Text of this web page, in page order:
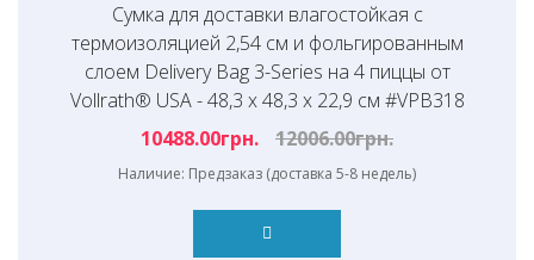
Сумка для доставки влагостойкая с
термоизоляцией 2,54 см и фольгированным
слоем Delivery Bag 3-Series на 4 пиццы от
Vollrath® USA - 48,3 х 48,3 х 22,9 см #VPB318
10488.00грн.
12006.00грн.
Наличие: Предзаказ (доставка 5-8 недель)